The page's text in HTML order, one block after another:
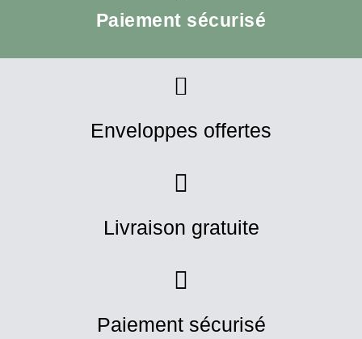
Paiement sécurisé
Enveloppes offertes
Livraison gratuite
Paiement sécurisé